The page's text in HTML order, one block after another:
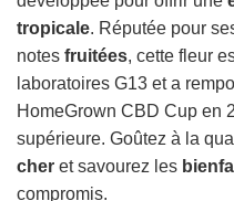
tropicale. Réputée pour
notes fruitées, cette fleur
laboratoires G13 et a
HomeGrown CBD Cup en
supérieure. Goûtez à la
cher et savourez les
compromis.